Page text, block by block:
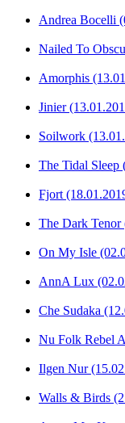
Andrea Bocelli
Nailed To
Amorphis
Jinier
Soilwork
The Tidal Sleep
Fjort
The Dark
On My Isle
AnnA Lux
Che Sudaka
Nu Folk Rebel
Ilgen Nur
Walls & Birds